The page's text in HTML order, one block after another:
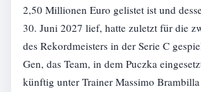
2,50 Millionen Euro gelistet ist und
30. Juni 2027 lief, hatte zuletzt für die
des Rekordmeisters in der Serie C
Gen, das Team, in dem Puczka
künftig unter Trainer Massimo